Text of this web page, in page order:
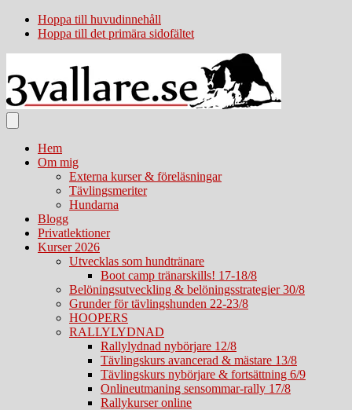
Hoppa till huvudinnehåll
Hoppa till det primära sidofältet
Hem
Om mig
Externa kurser & föreläsningar
Tävlingsmeriter
Hundarna
Blogg
Privatlektioner
Kurser 2026
Utvecklas som hundtränare
Boot camp tränarskills! 17-18/8
Belöningsutveckling & belöningsstrategier 30/8
Grunder för tävlingshunden 22-23/8
HOOPERS
RALLYLYDNAD
Rallylydnad nybörjare 12/8
Tävlingskurs avancerad & mästare 13/8
Tävlingskurs nybörjare & fortsättning 6/9
Onlineutmaning sensommar-rally 17/8
Rallykurser online